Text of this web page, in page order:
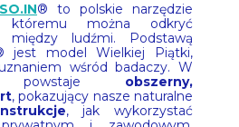
® to polskie narzędzie
któremu można odkryć
między ludźmi. Podstawą
jest model Wielkiej Piątki,
wśród badaczy. W
powstaje obszerny,
, pokazujący nasze naturalne
, jak wykorzystać